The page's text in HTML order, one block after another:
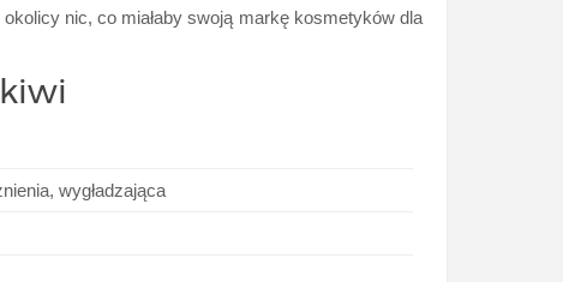
nic, co miałaby swoją markę kosmetyków dla
wygładzająca